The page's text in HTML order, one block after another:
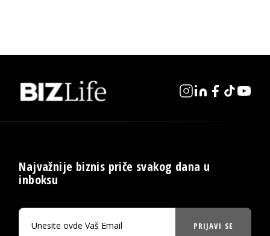
Najvažnije biznis priče svakog dana u
inboksu
PRIJAVI SE